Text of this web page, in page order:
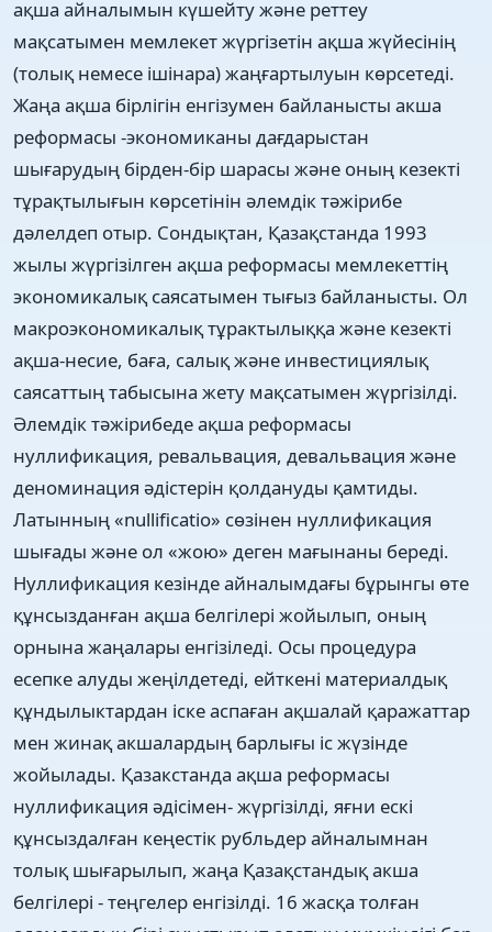
ақша айналымын күшейту және реттеу
мақсатымен мемлекет жүргізетін ақша жүйесінің
(толық немесе ішінара) жаңғартылуын көрсетеді.
Жаңа ақша бірлігін енгізумен байланысты акша
реформасы -экономиканы дағдарыстан
шығарудың бірден-бір шарасы және оның кезекті
тұрақтылығын көрсетінін әлемдік тәжірибе
дәлелдеп отыр. Сондықтан, Қазақстанда 1993
жылы жүргізілген ақша реформасы мемлекеттің
экономикалық саясатымен тығыз байланысты. Ол
макроэкономикалық тұрактылыққа және кезекті
ақша-несие, баға, салық және инвестициялық
саясаттың табысына жету мақсатымен жүргізілді.
Әлемдік тәжірибеде ақша реформасы
нуллификация, ревальвация, девальвация және
деноминация әдістерін қолдануды қамтиды.
Латынның «nullificatio» сөзінен нуллификация
шығады және ол «жою» деген мағынаны береді.
Нуллификация кезінде айналымдағы бұрынгы өте
құнсызданған ақша белгілері жойылып, оның
орнына жаңалары енгізіледі. Осы процедура
есепке алуды жеңілдетеді, ейткені материалдық
құндылыктардан іске аспаған ақшалай қаражаттар
мен жинақ акшалардың барлығы іс жүзінде
жойылады. Қазакстанда ақша реформасы
нуллификация әдісімен- жүргізілді, яғни ескі
құнсыздалған кеңестік рубльдер айналымнан
толық шығарылып, жаңа Қазақстандық акша
белгілері - теңгелер енгізілді. 16 жасқа толған